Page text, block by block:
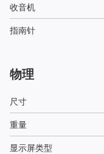
收音机
指南针
物理
尺寸
重量
显示屏类型